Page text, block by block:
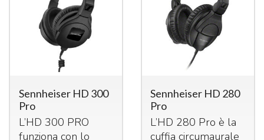
Sennheiser HD 300
Pro
L’HD 300 PRO
funziona con lo
Sennheiser HD 280
Pro
L’HD 280 Pro è la
cuffia circumaurale